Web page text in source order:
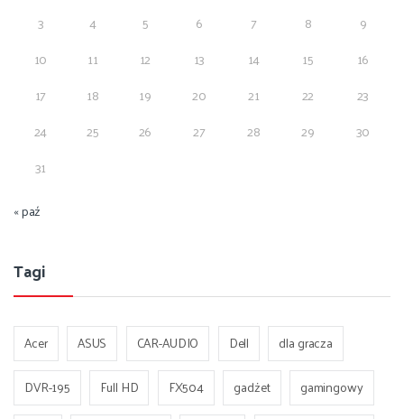
3
4 5 6 7 8
9
10
11 12 13 14 15
16
17
18 19 20 21 22
23
24
25 26 27 28 29
30
31
« paź
Tagi
Acer ASUS CAR-AUDIO Dell
dla gracza
DVR-195
Full HD FX504 gadżet
gamingowy